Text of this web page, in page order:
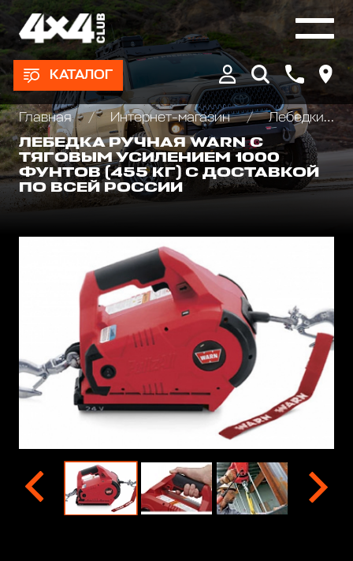
КАТАЛОГ
Главная Интернет-магазин
Лебедки автомобильные, для квадроциклов и эвакуаторов
ЛЕБЕДКА РУЧНАЯ WARN С
ТЯГОВЫМ УСИЛЕНИЕМ 1000
ФУНТОВ (455 КГ) С ДОСТАВКОЙ
ПО ВСЕЙ РОССИИ